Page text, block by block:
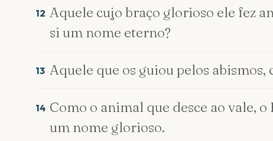
12 Aquele cujo braço glorioso ele fez
si um nome eterno?
13 Aquele que os guiou pelos
14 Como o animal que desce ao vale,
um nome glorioso.